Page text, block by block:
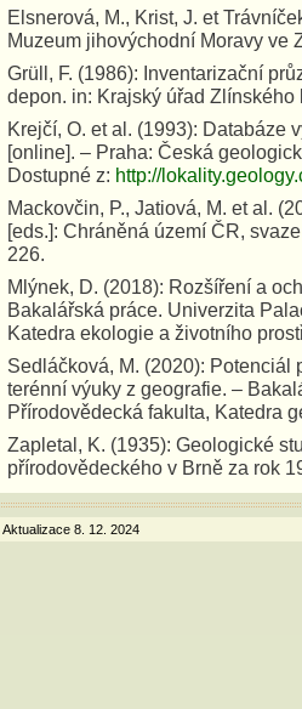
Elsnerová, M., Krist, J. et
Muzeum jihovýchodní Moravy ve
Grüll, F. (1986): Inventarizační
depon. in: Krajský úřad Zlínského
Krejčí, O. et al. (1993): Databáze
[online]. – Praha: Česká
Dostupné z: http://
Mackovčin, P., Jatiová, M. et al.
[eds.]: Chráněná území ČR,
226.
Mlýnek, D. (2018): Rozšíření a
Bakalářská práce. Univerzita
Katedra ekologie a životního
Sedláčková, M. (2020):
terénní výuky z geografie. –
Přírodovědecká fakulta, Katedra
Zapletal, K. (1935): Geologické
přírodovědeckého v Brně za rok
Aktualizace 8. 12. 2024